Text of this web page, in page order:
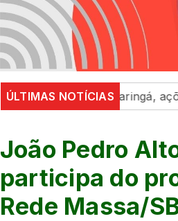
ÚLTIMAS NOTÍCIAS
Em Maringá, ações de
João Pedro
participa do
Rede Massa/